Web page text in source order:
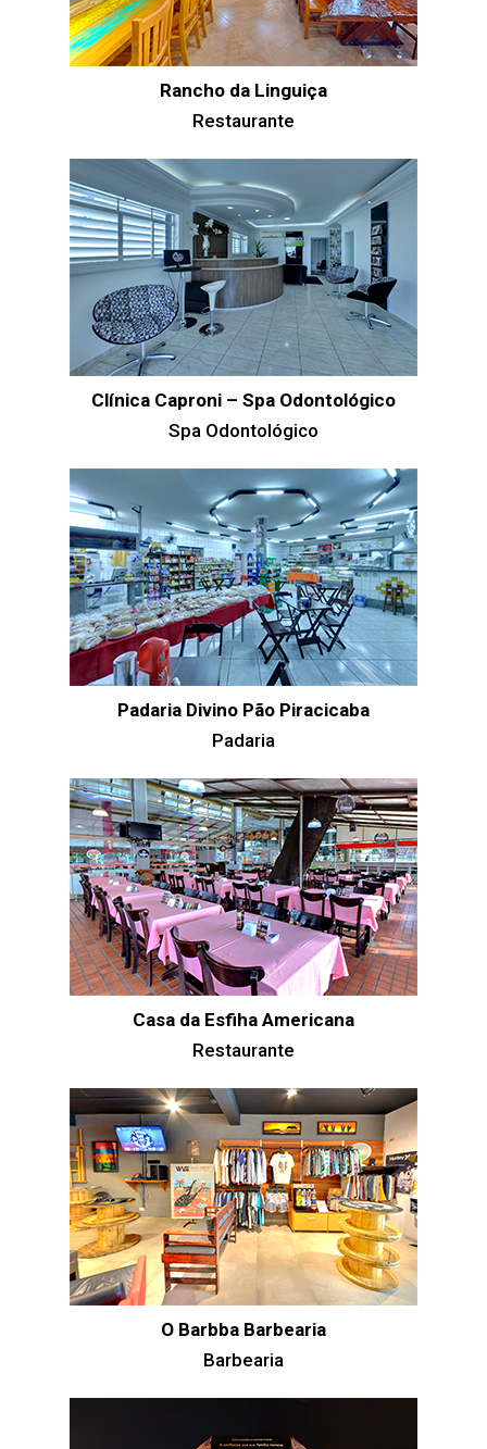
Rancho da Linguiça
Restaurante
Clínica Caproni – Spa Odontológico
Spa Odontológico
Padaria Divino Pão Piracicaba
Padaria
Casa da Esfiha Americana
Restaurante
O Barbba Barbearia
Barbearia